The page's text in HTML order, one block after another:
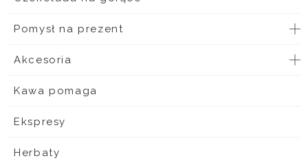
Pomysł na prezent
Akcesoria
Kawa pomaga
Ekspresy
Herbaty